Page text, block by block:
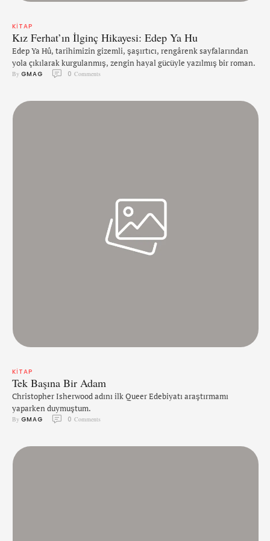
KITAP
Kız Ferhat’ın İlginç Hikayesi: Edep Ya Hu
Edep Ya Hû, tarihimizin gizemli, şaşırtıcı, rengârenk sayfalarından
yola çıkılarak kurgulanmış, zengin hayal gücüyle yazılmış bir roman.
By GMAG 0 Comments
KITAP
Tek Başına Bir Adam
Christopher Isherwood adını ilk Queer Edebiyatı araştırmamı
yaparken duymuştum.
By GMAG 0 Comments